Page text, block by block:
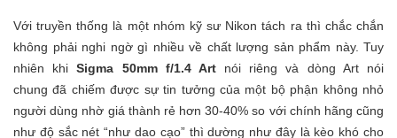
Với truyền thống là một nhóm kỹ sư Nikon tách ra thì chắc chắn
không phải nghi ngờ gì nhiều về chất lượng sản phẩm này. Tuy
nhiên khiSigma 50mm f/1.4 Art nói riêng và dòng Art nói
chung đã chiếm được sự tin tưởng của một bộ phận không nhỏ
người dùng nhờ giá thành rẻ hơn 30-40% so với chính hãng cũng
như độ sắc nét “như dao cạo” thì dường như đây là kèo khó cho